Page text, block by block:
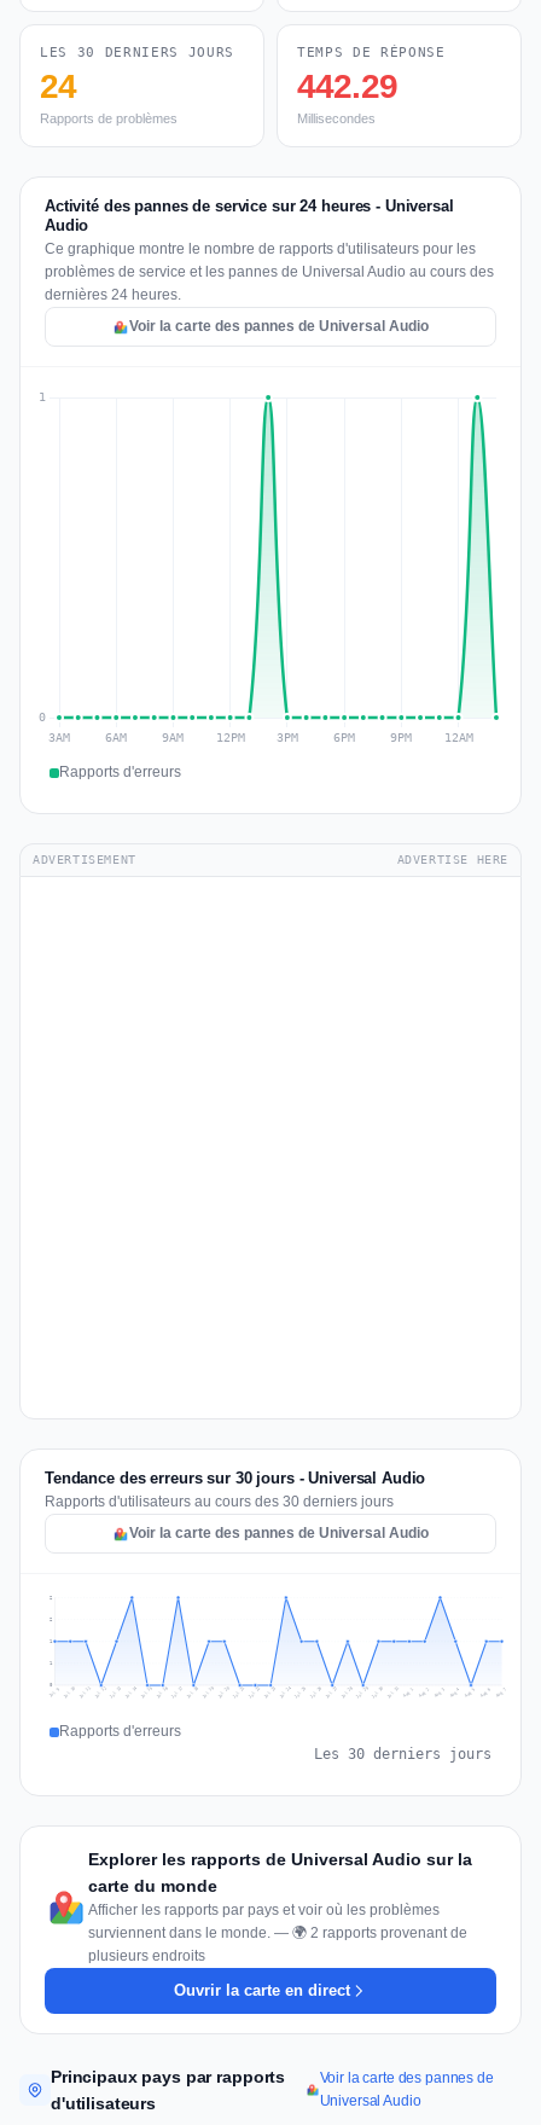
LES 30 DERNIERS JOURS
24
Rapports de problèmes
TEMPS DE RÉPONSE
442.29
Millisecondes
Activité des pannes de service sur 24 heures - Universal
Audio
Ce graphique montre le nombre de rapports d'utilisateurs pour les
problèmes de service et les pannes de Universal Audio au cours des
dernières 24 heures.
Voir la carte des pannes de Universal Audio
Rapports d'erreurs
ADVERTISEMENT ADVERTISE HERE
Tendance des erreurs sur 30 jours - Universal Audio
Rapports d'utilisateurs au cours des 30 derniers jours
Voir la carte des pannes de Universal Audio
1
1
2
2
Jul 9 Jul 10 Jul 11 Jul 12 Jul 13 Jul 14 Jul 15 Jul 16 Jul 17 Jul 18 Jul 19 Jul 20 Jul 21 Jul 22 Jul 23 Jul 24 Jul 25 Jul 26 Jul 27 Jul 28 Jul 29 Jul 30 Jul 31 Aug 1 Aug 2 Aug 3 Aug 4 Aug 5 Aug 6 Aug 7
Rapports d'erreurs
Les 30 derniers jours
Explorer les rapports de Universal Audio sur la
carte du monde
Afficher les rapports par pays et voir où les problèmes
surviennent dans le monde. — 🌍 2 rapports provenant de
plusieurs endroits
Ouvrir la carte en direct
Principaux pays par rapports
d'utilisateurs
Voir la carte des pannes de
Universal Audio